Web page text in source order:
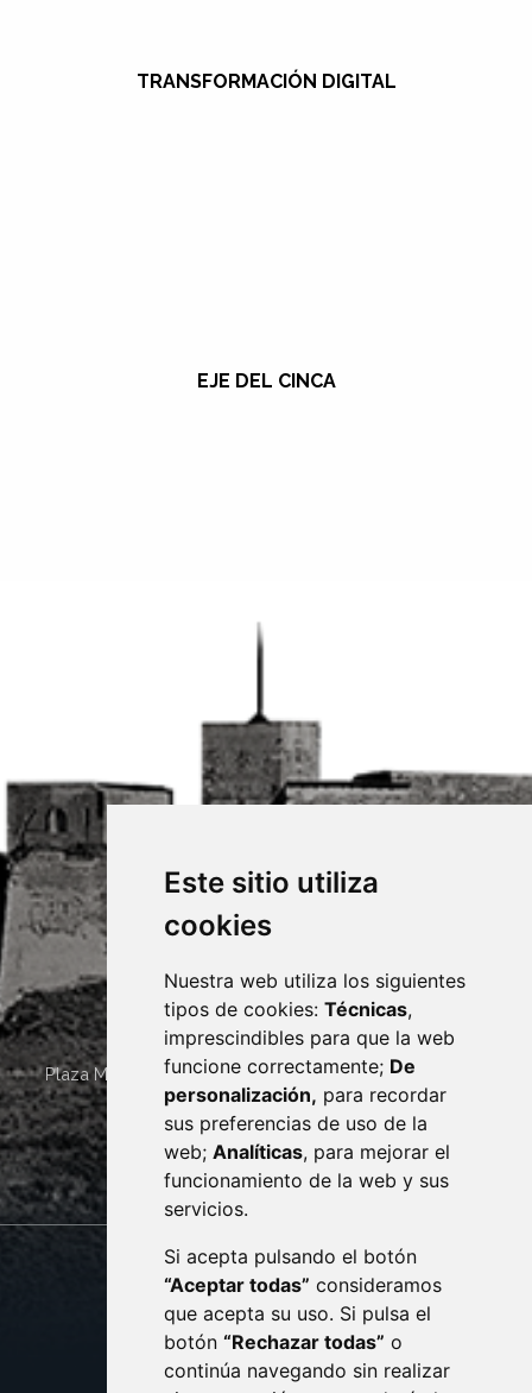
Este sitio utiliza
cookies
Nuestra web utiliza los siguientes
tipos de cookies: Técnicas,
imprescindibles para que la web
funcione correctamente; De
personalización, para recordar
sus preferencias de uso de la
web; Analíticas, para mejorar el
funcionamiento de la web y sus
servicios.
Si acepta pulsando el botón
“Aceptar todas” consideramos
que acepta su uso. Si pulsa el
botón “Rechazar todas” o
continúa navegando sin realizar
TRANSFORMACIÓN DIGITAL
EJE DEL CINCA
Plaza Mayor 4 22400 MONZÓN - ARAGÓN (ESPAÑA)
· (34) 974 400 700 ·
sac@monzon.es
monzon.es
CONTACTO
AVISO LEGAL
PROTECCIÓN DE DATOS
POLÍTICA DE COOKIES
ACCESIBILIDAD